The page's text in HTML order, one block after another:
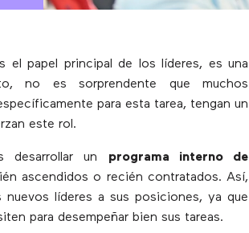
papel principal de los líderes, es una
no es sorprendente que muchos
para esta tarea, tengan un
este rol.
desarrollar un programa interno de
ascendidos o recién contratados. Así,
líderes a sus posiciones, ya que
para desempeñar bien sus tareas.